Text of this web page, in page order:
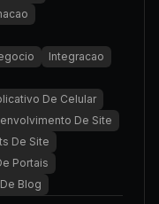
Integracao
De Celular
De Site
De Site
Portais
Blog